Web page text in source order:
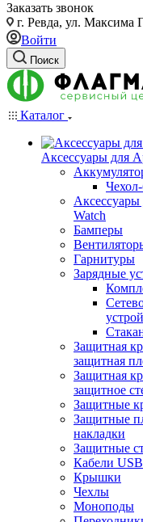
Заказать звонок
г. Ревда, ул. Максима
Войти
Поиск
Каталог
Аксессуары для
Watch
Бамперы
Гарнитуры
Зарядные
Защитная
защитная
Защитная
защитное
Защитные
Защитные
накладки
Защитные
Кабели USB
Крышки
Чехлы
Моноподы